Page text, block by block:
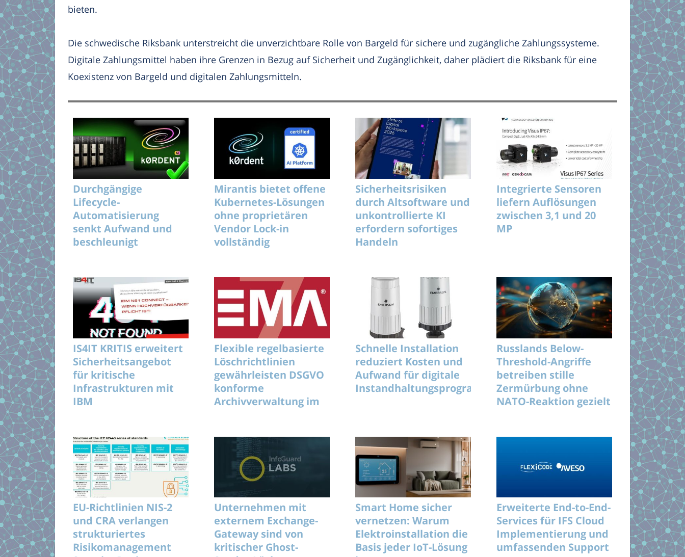
bieten.
Die schwedische Riksbank unterstreicht die unverzichtbare Rolle von Bargeld für sichere und zugängliche Zahlungssysteme.
Digitale Zahlungsmittel haben ihre Grenzen in Bezug auf Sicherheit und Zugänglichkeit, daher plädiert die Riksbank für eine
Koexistenz von Bargeld und digitalen Zahlungsmitteln.
Durchgängige
Lifecycle-
Automatisierung
senkt Aufwand und
beschleunigt
Mirantis bietet offene
Kubernetes-Lösungen
ohne proprietären
Vendor Lock-in
vollständig
Sicherheitsrisiken
durch Altsoftware und
unkontrollierte KI
erfordern sofortiges
Handeln
Integrierte Sensoren
liefern Auflösungen
zwischen 3,1 und 20
MP
IS4IT KRITIS erweitert
Sicherheitsangebot
für kritische
Infrastrukturen mit
IBM
Flexible regelbasierte
Löschrichtlinien
gewährleisten DSGVO
konforme
Archivverwaltung im
Schnelle Installation
reduziert Kosten und
Aufwand für digitale
Instandhaltungsprogramme
Russlands Below-
Threshold-Angriffe
betreiben stille
Zermürbung ohne
NATO-Reaktion gezielt
EU-Richtlinien NIS-2
und CRA verlangen
strukturiertes
Risikomanagement
Unternehmen mit
externem Exchange-
Gateway sind von
kritischer Ghost-
Smart Home sicher
vernetzen: Warum
Elektroinstallation die
Basis jeder IoT-Lösung
Erweiterte End-to-End-
Services für IFS Cloud
Implementierung und
umfassenden Support